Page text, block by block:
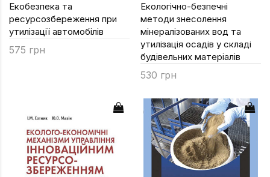
Екобезпека та
ресурсозбереження при
утилізації автомобілів
575 грн
Екологічно-безпечні
методи знесолення
мінералізованих вод та
утилізація осадів у складі
будівельних матеріалів
530 грн